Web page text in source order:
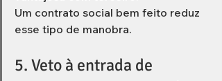
Um contrato social bem feito reduz
esse tipo de manobra.
5. Veto à entrada de